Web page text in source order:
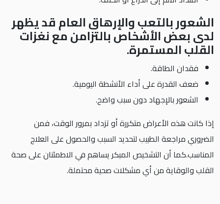
الشعور بالتعب والإرهاق العام قد يظهر
لدى بعض الأشخاص بالتزامن مع نغزات
القلب المستمرة.
فقدان الطاقة.
ضعف القدرة على أداء الأنشطة اليومية.
الشعور بالإجهاد دون سبب واضح.
إذا كانت هذه الأعراض متكررة أو تزداد بمرور الوقت، فمن
الضروري مراجعة الطبيب لتحديد السبب والحصول على العلاج
المناسب.كما أن التشخيص المبكر يساهم في الاطمئنان على صحة
القلب والوقاية من أي مشكلات صحية محتملة.